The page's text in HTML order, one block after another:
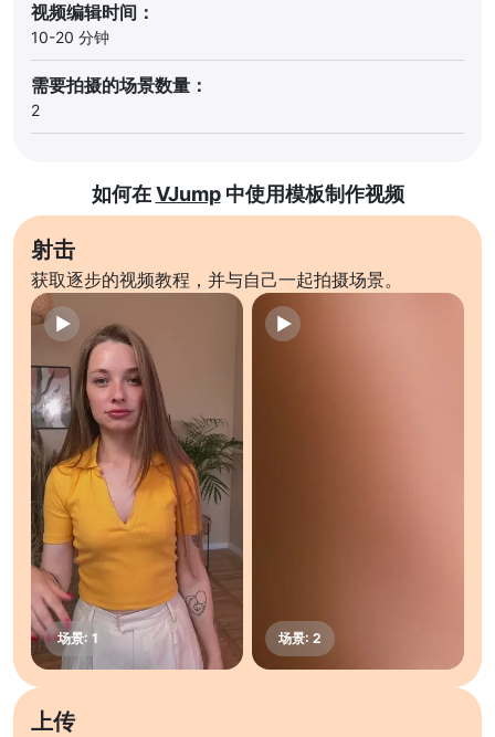
视频编辑时间：
10-20 分钟
需要拍摄的场景数量：
2
如何在VJump中使用模板制作视频
射击
获取逐步的视频教程，并与自己一起拍摄场景。
上传